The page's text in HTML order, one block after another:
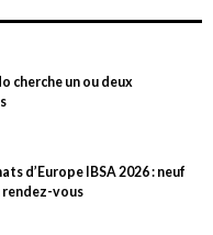
cherche un ou deux
d’Europe IBSA 2026 : neuf
rendez-vous